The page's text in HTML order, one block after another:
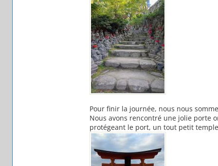
Pour finir la journée, nous nous
Nous avons rencontré une jolie porte
protégeant le port, un tout petit